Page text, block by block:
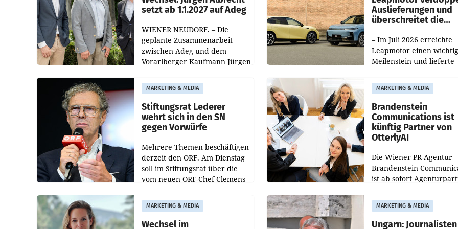
setzt ab 1.1.2027 auf Adeg
WIENER NEUDORF. – Die
geplante Zusammenarbeit
zwischen Adeg und dem
Vorarlberger Kaufmann Jürgen
freigegeben: Die
Bundeswettbewerbsbehörde
und der Bundeskartellanwalt
Auslieferungen und
überschreitet die
– Im Juli 2026 erreichte
Leapmotor einen
Meilenstein und lieferte
aus, womit sich das
gegenüber Juli 2025
verdoppelte (+102
MARKETING & MEDIA
Stiftungsrat Lederer
wehrt sich in den SN
gegen Vorwürfe
Mehrere Themen beschäftigen
derzeit den ORF. Am Dienstag
soll im Stiftungsrat über die
vom neuen ORF-Chef Clemens
Besetzungen für die
Direktionen abgestimmt
werden.
MARKETING & MEDIA
Brandenstein
Communications ist
künftig Partner von
OtterlyAI
Die Wiener PR-Agentur
Brandenstein
ist ab sofort
Optimierungsplattform
OtterlyAI. Damit baut die
Agentur ihr
MARKETING & MEDIA
Wechsel im
MARKETING & MEDIA
Ungarn: Journalisten